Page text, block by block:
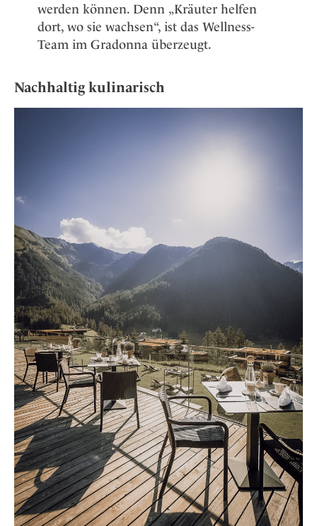
werden können. Denn „Kräuter helfen
dort, wo sie wachsen“, ist das Wellness-
Team im Gradonna überzeugt.
Nachhaltig kulinarisch